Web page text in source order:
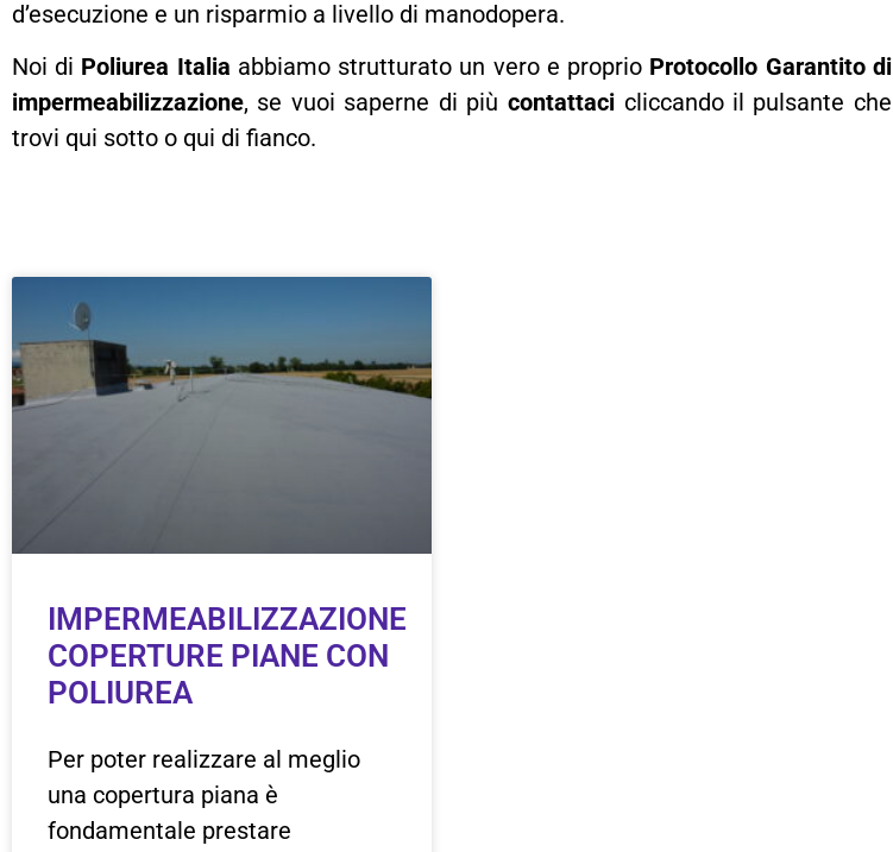
d’esecuzione e un risparmio a livello di manodopera.
Noi di Poliurea Italia abbiamo strutturato un vero e proprio Protocollo Garantito di
impermeabilizzazione, se vuoi saperne di più contattaci cliccando il pulsante che
trovi qui sotto o qui di fianco.
IMPERMEABILIZZAZIONE
COPERTURE PIANE CON
POLIUREA
Per poter realizzare al meglio
una copertura piana è
fondamentale prestare